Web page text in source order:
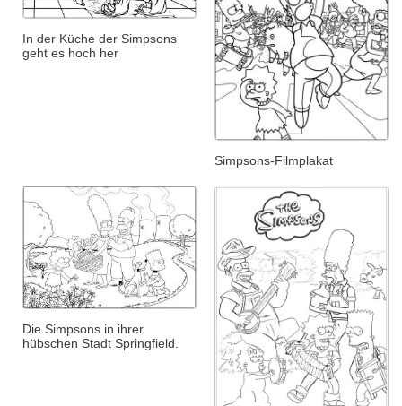
In der Küche der Simpsons
geht es hoch her
Simpsons-Filmplakat
Die Simpsons in ihrer
hübschen Stadt Springfield.